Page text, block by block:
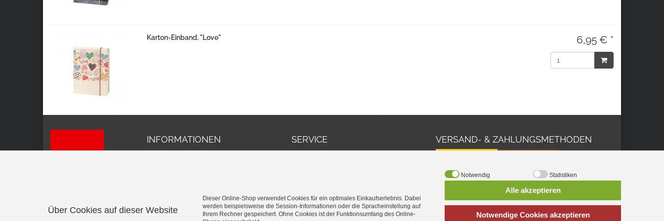
Karton-Einband, "Love" 6,95 € *
INFORMATIONEN
Vertrag widerrufen
SERVICE VERSAND- & ZAHLUNGSMETHODEN
Über Cookies auf dieser Website
Dieser Online-Shop verwendet Cookies für ein optimales Einkaufserlebnis. Dabei
werden beispielsweise die Session-Informationen oder die Spracheinstellung auf
Ihrem Rechner gespeichert. Ohne Cookies ist der Funktionsumfang des Online-
Notwendig Statistiken
Alle akzeptieren
Notwendige Cookies akzeptieren